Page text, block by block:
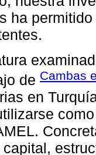
ha
de Cambas
en